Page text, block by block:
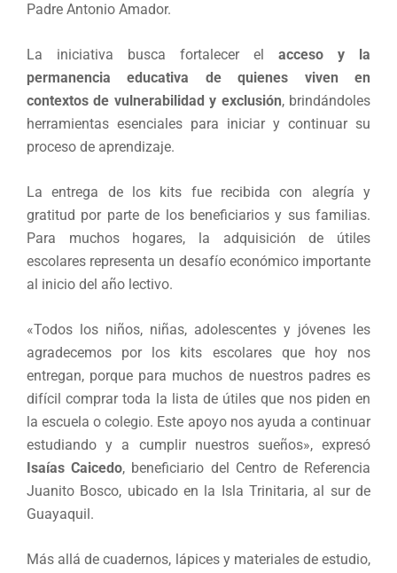
Padre Antonio Amador.
La iniciativa busca fortalecer el acceso y la
permanencia educativa de quienes viven en
contextos de vulnerabilidad y exclusión, brindándoles
herramientas esenciales para iniciar y continuar su
proceso de aprendizaje.
La entrega de los kits fue recibida con alegría y
gratitud por parte de los beneficiarios y sus familias.
Para muchos hogares, la adquisición de útiles
escolares representa un desafío económico importante
al inicio del año lectivo.
«Todos los niños, niñas, adolescentes y jóvenes les
agradecemos por los kits escolares que hoy nos
entregan, porque para muchos de nuestros padres es
difícil comprar toda la lista de útiles que nos piden en
la escuela o colegio. Este apoyo nos ayuda a continuar
estudiando y a cumplir nuestros sueños», expresó
Isaías Caicedo, beneficiario del Centro de Referencia
Juanito Bosco, ubicado en la Isla Trinitaria, al sur de
Guayaquil.
Más allá de cuadernos, lápices y materiales de estudio,